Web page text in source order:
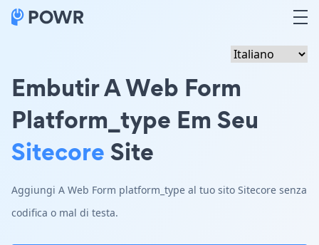
Embutir A Web Form
Platform_type Em Seu
SitecoreSite
Aggiungi A Web Form platform_type al tuo sito Sitecore senza
codifica o mal di testa.